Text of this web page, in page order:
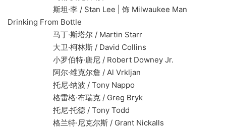
斯坦·李 / Stan Lee | 饰 Milwaukee Man
Drinking From Bottle
马丁·斯塔尔 / Martin Starr
大卫·柯林斯 / David Collins
小罗伯特·唐尼 / Robert Downey Jr.
阿尔·维克尔詹 / Al Vrkljan
托尼·纳波 / Tony Nappo
格雷格·布瑞克 / Greg Bryk
托尼·托德 / Tony Todd
格兰特·尼克尔斯 / Grant Nickalls